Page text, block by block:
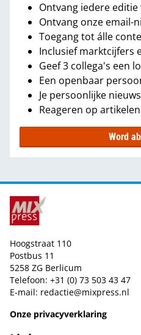
Ontvang iedere editie
Ontvang onze email-
Toegang tot álle
Inclusief marktcijfers
Geef 3 collega's een
Een openbaar
Je persoonlijke
Reageren op artikelen
Word
Hoogstraat 110
Postbus 11
5258 ZG Berlicum
Telefoon: +31 (0) 73 503 43 47
E-mail: redactie@mixpress.nl
Onze privacyverklaring